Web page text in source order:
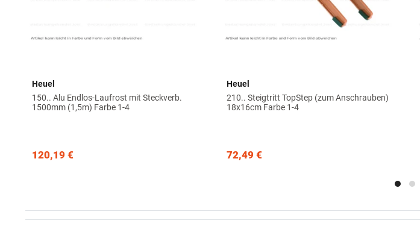
Heuel
150.. Alu Endlos-Laufrost mit Steckverb.
1500mm (1,5m) Farbe 1-4
120,19 €
Heuel
210.. Steigtritt TopStep (zum Anschrauben)
18x16cm Farbe 1-4
72,49 €